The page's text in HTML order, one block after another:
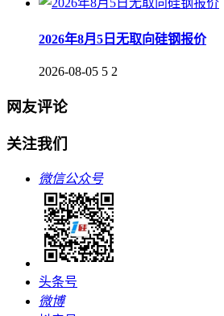
2026年8月5日无取向硅钢报价
2026-08-05 5 2
网友评论
关注我们
微信公众号
头条号
微博